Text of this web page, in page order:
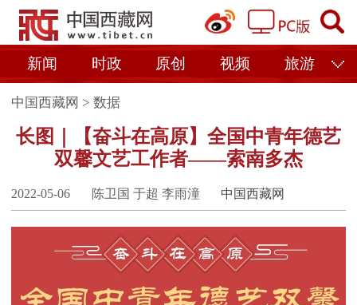
新闻 时政 原创 视频 旅游
中国西藏网 >数据
长图｜【奋斗在高原】全国中青年德艺
双馨文艺工作者——索南多杰
2022-05-06 陈卫国 于超 李雨潼 中国西藏网